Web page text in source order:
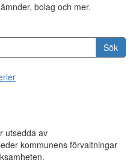
bolag och mer.
Sök
utsedda av
kommunens förvaltningar